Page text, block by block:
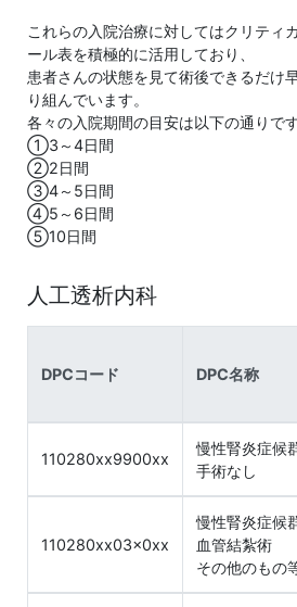
これらの入院治療に対してはクリティ
ール表を積極的に活用しており、
患者さんの状態を見て術後できるだけ
り組んでいます。
各々の入院期間の目安は以下の通りです
①3～4日間
②2日間
③4～5日間
④5～6日間
⑤10日間
人工透析内科
DPCコード DPC名称
110280xx9900xx
慢性腎炎症候
手術なし
110280xx03x0xx
慢性腎炎症候
血管結紮術
その他のもの